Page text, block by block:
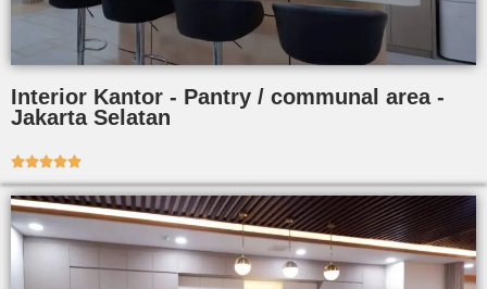
Interior Kantor - Pantry / communal area -
Jakarta Selatan
